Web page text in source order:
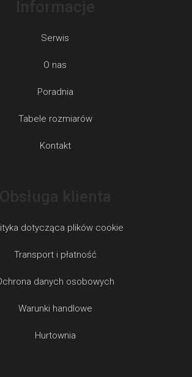
Serwis
O nas
Poradnia
Tabele rozmiarów
Kontakt
dotycząca plików cookie
Transport i płatność
danych osobowych
Warunki handlowe
Hurtownia